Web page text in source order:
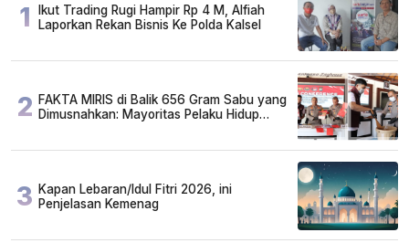
1
Ikut Trading Rugi Hampir Rp 4 M, Alfiah
Laporkan Rekan Bisnis Ke Polda Kalsel
2 FAKTA MIRIS di Balik 656 Gram Sabu yang
Dimusnahkan: Mayoritas Pelaku Hidup
3 Kapan Lebaran/Idul Fitri 2026, ini
Penjelasan Kemenag